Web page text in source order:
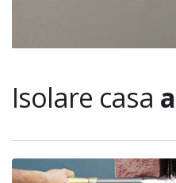
Isolare casa